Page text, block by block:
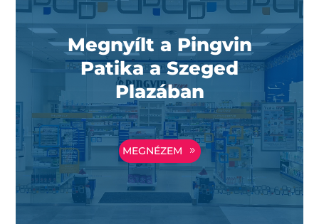
Megnyílt a Pingvin
Patika a Szeged
Plazában
MEGNÉZEM